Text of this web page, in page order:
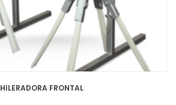
HILERADORA FRONTAL